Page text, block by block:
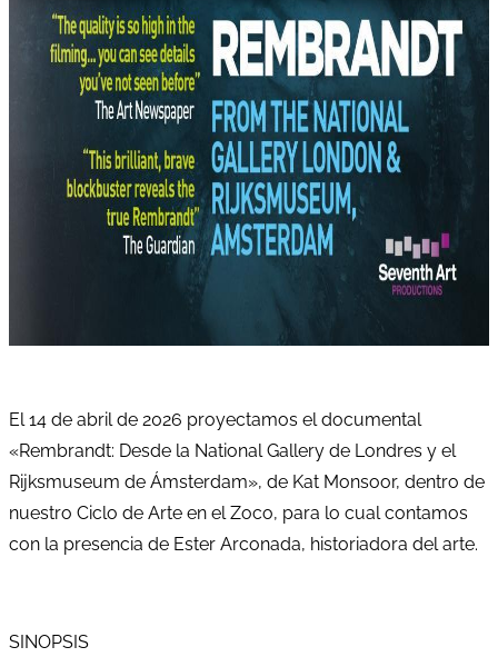
El 14 de abril de 2026 proyectamos el documental
«Rembrandt: Desde la National Gallery de Londres y el
Rijksmuseum de Ámsterdam», de Kat Monsoor, dentro de
nuestro Ciclo de Arte en el Zoco, para lo cual contamos
con la presencia de Ester Arconada, historiadora del arte.
SINOPSIS